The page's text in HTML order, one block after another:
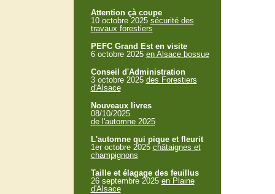
Attention çà coupe
10 octobre 2025 sécurité des
travaux forestiers
PEFC Grand Est en visite
6 octobre 2025 en Alsace bossue
Conseil d'Administration
3 octobre 2025 des Forestiers
d'Alsace
Nouveaux livres
08/10/2025
de l'automne 2025
L'automne qui pique et fleurit
1er octobre 2025 châtaignes et
champignons
Taille et élagage des feuillus
26 septembre 2025 en Plaine
d'Alsace